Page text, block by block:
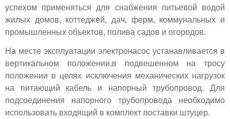
успехом применяться для снабжения питьевой водой
жилых домов, коттеджей, дач, ферм, коммунальных и
промышленных объектов, полива садов и огородов.
На месте эксплуатации электронасос устанавливается в
вертикальном положении,в подвешенном на тросу
положении в целях исключения механических нагрузок
на питающий кабель и напорный трубопровод. Для
подсоединения напорного трубопровода необходимо
использовать входящий в комплект поставки штуцер.